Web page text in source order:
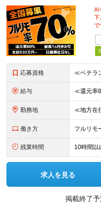
AI
下
で
応募資格
給与
勤務地
働き方 フルリモ
残業時間 10時間以
求人を見る
掲載終了予